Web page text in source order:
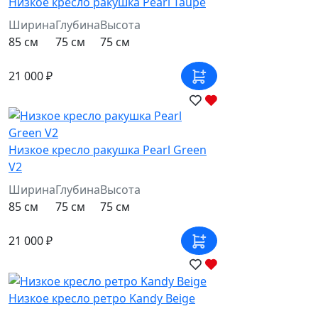
Ширина
85 см
Глубина
75 см
Высота
75 см
21 000 ₽
Низкое кресло ракушка Pearl Green
V2
Ширина
85 см
Глубина
75 см
Высота
75 см
21 000 ₽
Низкое кресло ретро Kandy Beige